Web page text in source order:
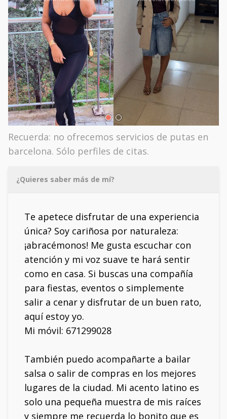
Recuerda: no ofrecemos servicios de putas en
barcelona. Sólo perfiles de citas.
¿Quieres saber más de mí?
Te apetece disfrutar de una experiencia
única? Soy cariñosa por naturaleza:
¡abracémonos! Me gusta escuchar con
atención y mi voz suave te hará sentir
como en casa. Si buscas una compañía
para fiestas, eventos o simplemente
salir a cenar y disfrutar de un buen rato,
aquí estoy yo.
Mi móvil: 671299028
También puedo acompañarte a bailar
salsa o salir de compras en los mejores
lugares de la ciudad. Mi acento latino es
solo una pequeña muestra de mis raíces
y siempre me recuerda lo bonito que es